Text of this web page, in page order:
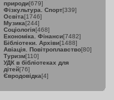
природи[679]
Фізкультура. Спорт[339]
Освіта[1746]
Музика[244]
Соціологія[468]
Економіка. Фінанси[7482]
Бібліотеки. Архіви[1488]
Авіація. Повітроплавство[80]
Туризм[110]
УДК в бібліотеках для
дітей[76]
Євродовідка[4]